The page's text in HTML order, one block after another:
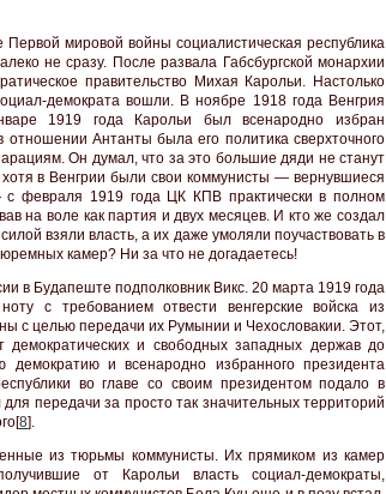
мировой войны социалистическая республика
не сразу. После развала Габсбургской монархии
правительство Михая Карольи. Настолько
демократа вошли. В ноябре 1918 года Венгрия
1919 года Карольи был всенародно избран
Антанты была его политика сверхточного
Он думал, что за это большие дяди не станут
в Венгрии были свои коммунисты — вернувшиеся
февраля 1919 года ЦК КПВ практически в полном
на воле как партия и двух месяцев. И кто же создал
взяли власть, а их даже умоляли поучаствовать в
камер? Ни за что не догадаетесь!
в Будапеште подполковник Викс. 20 марта 1919 года
с требованием отвести венгерские войска из
с целью передачи их Румынии и Чехословакии. Этот,
демократических и свободных западных держав до
демократию и всенародно избранного президента
во главе со своим президентом подало в
передачи за просто так значительных территорий
8].
из тюрьмы коммунисты. Их прямиком из камер
от Карольи власть социал-демократы,